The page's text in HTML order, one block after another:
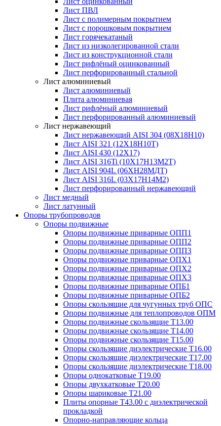
Лист ПВЛ
Лист с полимерным покрытием
Лист с порошковым покрытием
Лист горячекатаный
Лист из низколегированной стали
Лист из конструкционной стали
Лист рифлёный оцинкованный
Лист перфорированный стальной
Лист алюминиевый
Лист алюминиевый
Плита алюминиевая
Лист рифлёный алюминиевый
Лист перфорированный алюминиевый
Лист нержавеющий
Лист нержавеющий AISI 304 (08Х18Н10)
Лист AISI 321 (12Х18Н10Т)
Лист AISI 430 (12Х17)
Лист AISI 316Ti (10Х17Н13М2Т)
Лист AISI 904L (06ХН28МДТ)
Лист AISI 316L (03Х17Н14М2)
Лист перфорированный нержавеющий
Лист медный
Лист латунный
Опоры трубопроводов
Опоры подвижные
Опоры подвижные приварные ОПП1
Опоры подвижные приварные ОПП2
Опоры подвижные приварные ОПП3
Опоры подвижные приварные ОПХ1
Опоры подвижные приварные ОПХ2
Опоры подвижные приварные ОПХ3
Опоры подвижные приварные ОПБ1
Опоры подвижные приварные ОПБ2
Опоры скользящие для чугунных труб ОПС
Опоры подвижные для теплопроводов ОПМ
Опоры подвижные скользящие Т13.00
Опоры подвижные скользящие Т14.00
Опоры подвижные скользящие Т15.00
Опоры скользящие диэлектрические Т16.00
Опоры скользящие диэлектрические Т17.00
Опоры скользящие диэлектрические Т18.00
Опоры однокатковые Т19.00
Опоры двухкатковые Т20.00
Опоры шариковые Т21.00
Плиты опорные Т43.00 с диэлектрической
прокладкой
Опорно-направляющие кольца